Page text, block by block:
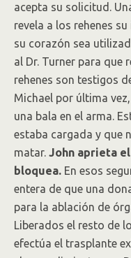
acepta su solicitud.
revela a los rehenes
su corazón sea
al Dr. Turner para que
rehenes son testigos
Michael por última
una bala en el arma.
estaba cargada y que
matar. John aprieta
bloquea. En esos
entera de que una
para la ablación de
Liberados el resto de
efectúa el trasplante